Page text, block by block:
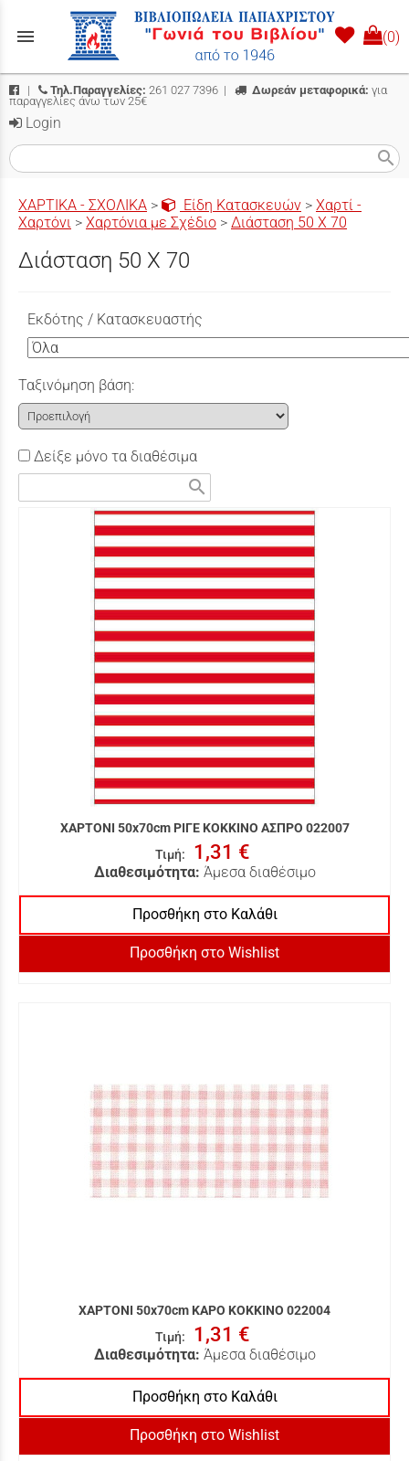
menu (0)
| Τηλ.Παραγγελίες: 261 027 7396 | Δωρεάν μεταφορικά: για
παραγγελίες άνω των 25€
Login
search
ΧΑΡΤΙΚΑ - ΣΧΟΛΙΚΑ > Είδη Κατασκευών > Χαρτί -
Χαρτόνι > Χαρτόνια με Σχέδιο > Διάσταση 50 Χ 70
Διάσταση 50 Χ 70
Εκδότης / Κατασκευαστής
Ταξινόμηση βάση:
Δείξε μόνο τα διαθέσιμα
search
ΧΑΡΤΟΝΙ 50x70cm ΡΙΓΕ ΚΟΚΚΙΝΟ ΑΣΠΡΟ 022007
Τιμή: 1,31 €
Διαθεσιμότητα: Άμεσα διαθέσιμο
Προσθήκη στο Καλάθι
Προσθήκη στο Wishlist
ΧΑΡΤΟΝΙ 50x70cm ΚΑΡΟ ΚΟΚΚΙΝΟ 022004
Τιμή: 1,31 €
Διαθεσιμότητα: Άμεσα διαθέσιμο
Προσθήκη στο Καλάθι
Προσθήκη στο Wishlist